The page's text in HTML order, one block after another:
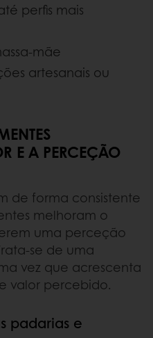
perfis mais
mãe
artesanais ou
E A PERCEÇÃO
de forma consistente
melhoram o
uma perceção
se de uma
vez que acrescenta
valor percebido.
padarias e